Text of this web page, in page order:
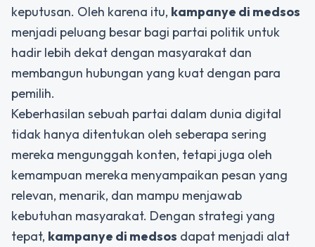
keputusan. Oleh karena itu, kampanye di medsos
menjadi peluang besar bagi partai politik untuk
hadir lebih dekat dengan masyarakat dan
membangun hubungan yang kuat dengan para
pemilih.
Keberhasilan sebuah partai dalam dunia digital
tidak hanya ditentukan oleh seberapa sering
mereka mengunggah konten, tetapi juga oleh
kemampuan mereka menyampaikan pesan yang
relevan, menarik, dan mampu menjawab
kebutuhan masyarakat. Dengan strategi yang
tepat, kampanye di medsos dapat menjadi alat